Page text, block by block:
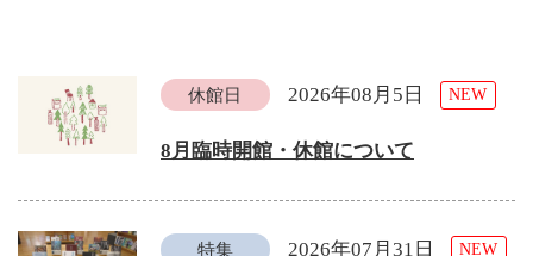
休館日 2026年08月5日 NEW
8月臨時開館・休館について
特集 2026年07月31日 NEW